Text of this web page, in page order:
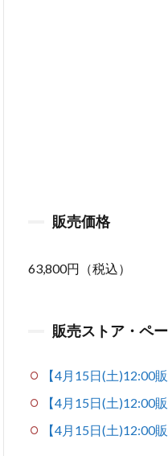
販売価格
63,800円（税込）
販売ストア・ペ
【4月15日(土)12:00
【4月15日(土)12:00
【4月15日(土)12:00